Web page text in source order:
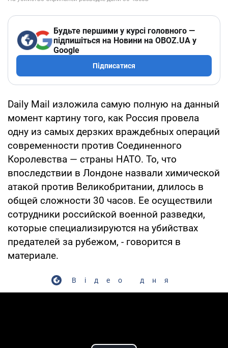
Будьте першими у курсі головного —
підпишіться на Новини на OBOZ.UA у
Google
Підписатися
Daily Mail изложила самую полную на данный
момент картину того, как Россия провела
одну из самых дерзких враждебных операций
современности против Соединенного
Королевства — страны НАТО. То, что
впоследствии в Лондоне назвали химической
атакой против Великобритании, длилось в
общей сложности 30 часов. Ее осуществили
сотрудники российской военной разведки,
которые специализируются на убийствах
предателей за рубежом, - говорится в
материале.
Відео дня